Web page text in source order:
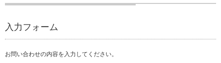
入力フォーム
お問い合わせの内容を入力してください。